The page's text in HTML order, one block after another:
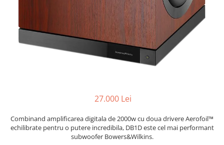
27.000 Lei
Combinand amplificarea digitala de 2000w cu doua drivere Aerofoil™
echilibrate pentru o putere incredibila, DB1D este cel mai performant
subwoofer Bowers&Wilkins.